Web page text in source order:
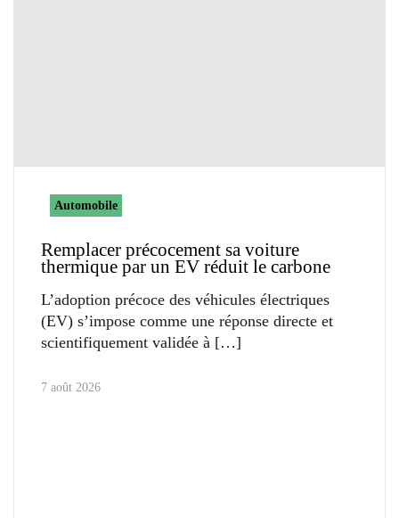
Automobile
Remplacer précocement sa voiture
thermique par un EV réduit le carbone
L’adoption précoce des véhicules électriques
(EV) s’impose comme une réponse directe et
scientifiquement validée à
7 août 2026